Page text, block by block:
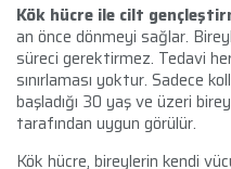
Kök hücre ile cilt
an önce dönmeyi sağlar.
süreci gerektirmez. Tedavi
sınırlaması yoktur. Sadece
başladığı 30 yaş ve üzeri
tarafından uygun görülür.
Kök hücre, bireylerin kendi